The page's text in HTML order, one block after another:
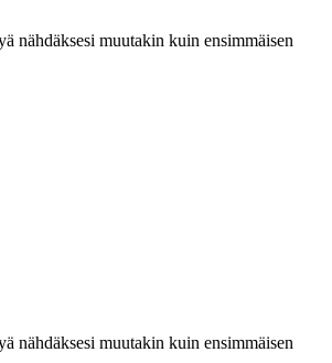
nähdäksesi muutakin kuin ensimmäisen
nähdäksesi muutakin kuin ensimmäisen